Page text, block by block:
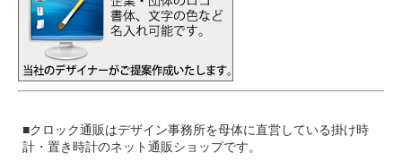
■クロック通販はデザイン事務所を母体に直営している掛け時
計・置き時計のネット通販ショップです。